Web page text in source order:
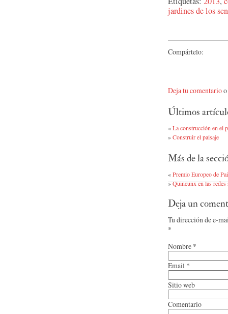
jardines de los
Compártelo:
Deja tu comentario
Últimos
«La construcción en el
»Construir el paisaje
Más de la
«Premio Europeo de
»Quincunx en las redes
Deja un
Tu dirección de e-
*
Nombre *
Email *
Sitio web
Comentario